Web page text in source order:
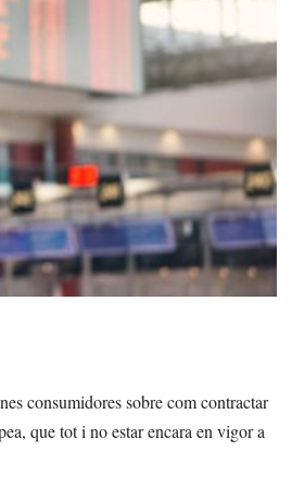
consumidores sobre com contractar
que tot i no estar encara en vigor a